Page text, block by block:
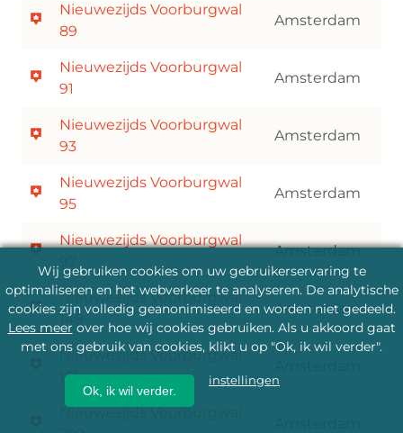
Nieuwezijds Voorburgwal
89
Amsterdam
Nieuwezijds Voorburgwal
91
Amsterdam
Nieuwezijds Voorburgwal
93
Amsterdam
Nieuwezijds Voorburgwal
95
Amsterdam
Nieuwezijds Voorburgwal
Amsterdam
Nieuwezijds Voorburgwal
149
Amsterdam
Nieuwezijds Voorburgwal
151
Wij gebruiken cookies om uw gebruikerservaring te
optimaliseren en het webverkeer te analyseren. De analytische
cookies zijn volledig geanonimiseerd en worden niet gedeeld.
Lees meer over hoe wij cookies gebruiken. Als u akkoord gaat
met ons gebruik van cookies, klikt u op "Ok, ik wil verder".
Ok, ik wil verder.
instellingen